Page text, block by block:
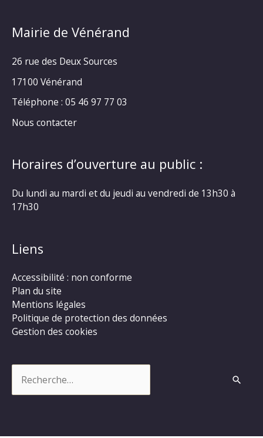
Mairie de Vénérand
26 rue des Deux Sources
17100 Vénérand
Téléphone : 05 46 97 77 03
Nous contacter
Horaires d’ouverture au public :
Du lundi au mardi et du jeudi au vendredi de 13h30 à
17h30
Liens
Accessibilité : non conforme
Plan du site
Mentions légales
Politique de protection des données
Gestion des cookies